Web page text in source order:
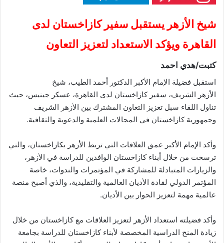
شيخ الأزهر يستقبل سفير كازاخستان لدى
القاهرة ويؤكد الاستعداد لتعزيز التعاون
كتبت/هدي احمد
استقبل فضيلة الإمام الأكبر الدكتور أحمد الطيب، شيخ
الأزهر الشريف، سفير كازاخستان لدى القاهرة، عسكر جينيس، حيث
تناول اللقاء سبل تعزيز التعاون المشترك بين الأزهر الشريف
وجمهورية كازاخستان في المجالات العلمية والدعوية والثقافية.
وأكد الإمام الأكبر عمق العلاقات التي تربط الأزهر بكازاخستان، والتي
ترسخت من خلال أبناء كازاخستان الوافدين للدراسة في الأزهر،
والزيارات المتبادلة للمشاركة في المؤتمرات والندوات، خاصة
المؤتمر الدولي لقادة الأديان العالمية والتقليدية، والذي أصبح منصة
عالمية مهمة لتعزيز الحوار بين الأديان.
وأكد فضيلته استعداد الأزهر لتعزيز العلاقات مع كازاخستان من خلال
زيادة المنح الدراسية المخصصة لأبناء كازاخستان للدراسة بجامعة